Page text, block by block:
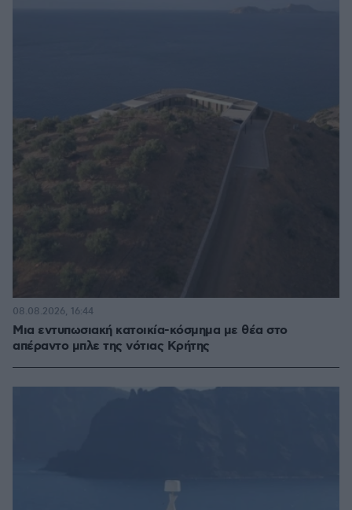
Μια εντυπωσιακή κατοικία-κόσμημα με θέα στο
απέραντο μπλε της νότιας Κρήτης
08.08.2026, 16:44